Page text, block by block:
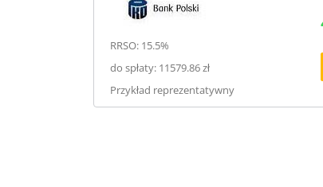
RRSO: 15.5%
do spłaty: 11579.86 zł
Przykład reprezentatywny